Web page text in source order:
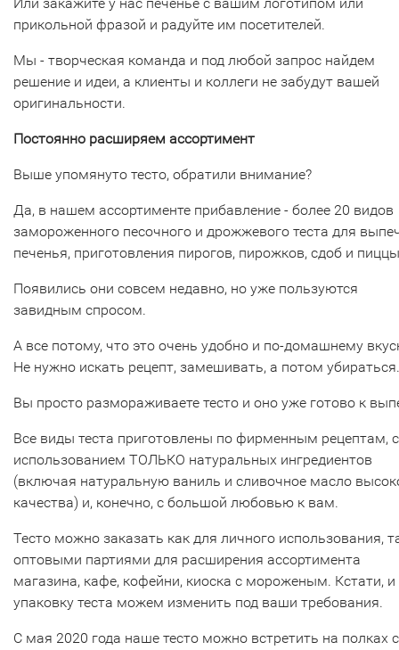
прикольной фразой и радуйте им посетителей.
Мы - творческая команда и под любой запрос найдем
решение и идеи, а клиенты и коллеги не забудут вашей
оригинальности.
Постоянно расширяем ассортимент
Выше упомянуто тесто, обратили внимание?
Да, в нашем ассортименте прибавление - более 20 видов
замороженного песочного и дрожжевого теста для
печенья, приготовления пирогов, пирожков, сдоб и
Появились они совсем недавно, но уже пользуются
завидным спросом.
А все потому, что это очень удобно и по-домашнему
Не нужно искать рецепт, замешивать, а потом убираться.
Вы просто размораживаете тесто и оно уже готово к
Все виды теста приготовлены по фирменным рецептам, с
использованием ТОЛЬКО натуральных ингредиентов
(включая натуральную ваниль и сливочное масло
качества) и, конечно, с большой любовью к вам.
Тесто можно заказать как для личного использования,
оптовыми партиями для расширения ассортимента
магазина, кафе, кофейни, киоска с мороженым. Кстати, и
упаковку теста можем изменить под ваши требования.
С мая 2020 года наше тесто можно встретить на полках